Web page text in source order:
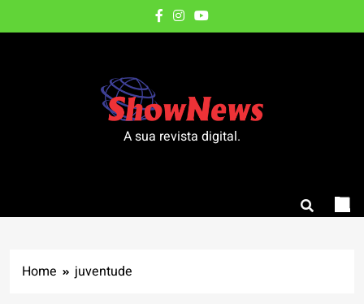
to
A sua revista digital.
Home juventude